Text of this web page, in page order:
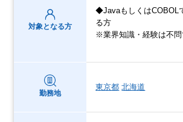
対象となる方
◆JavaもしくはCOBOL
る方
※業界知識・経験は不問
勤務地
東京都 北海道